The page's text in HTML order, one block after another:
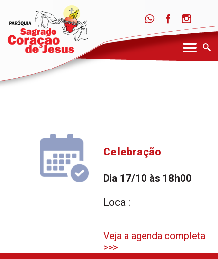
Celebração
Dia 17/10 às 18h00
Local:
Veja a agenda completa
>>>